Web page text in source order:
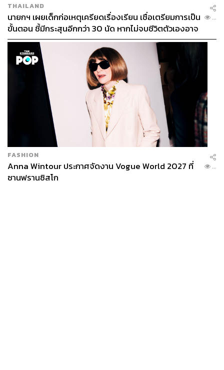
THAILAND
นายกฯ เผยเด็กก่อเหตุเครียดเรื่องเรียน เชื่อเตรียมการเป็น
ขั้นตอน ชี้มีกระสุนอีกกว่า 30 นัด หากไม่จบชีวิตตัวเองอาจ
สูญเสียเพิ่ม
...
FASHION
Anna Wintour ประกาศจัดงาน Vogue World 2027 ที่
ซานฟรานซิสโก
...